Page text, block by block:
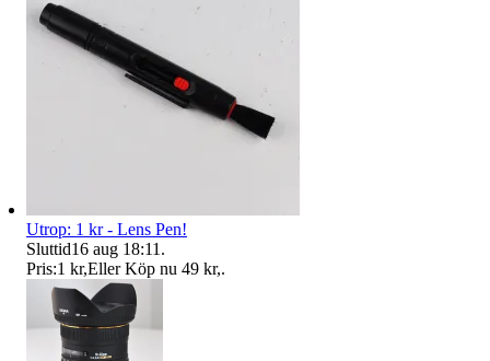
Utrop: 1 kr - Lens Pen!
Sluttid16 aug 18:11 .
Pris:1 kr,Eller Köp nu 49 kr,.